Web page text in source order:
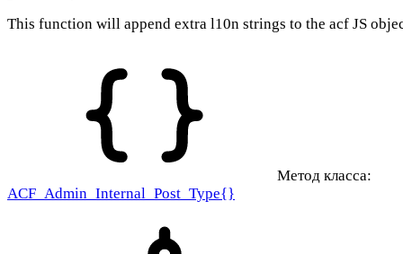
This function will append extra l10n strings to the acf JS
Метод класса:
ACF_Admin_Internal_Post_Type{}